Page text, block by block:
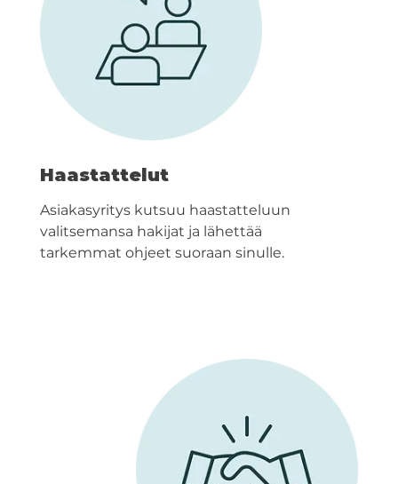
Haastattelut
Asiakasyritys kutsuu haastatteluun
valitsemansa hakijat ja lähettää
tarkemmat ohjeet suoraan sinulle.